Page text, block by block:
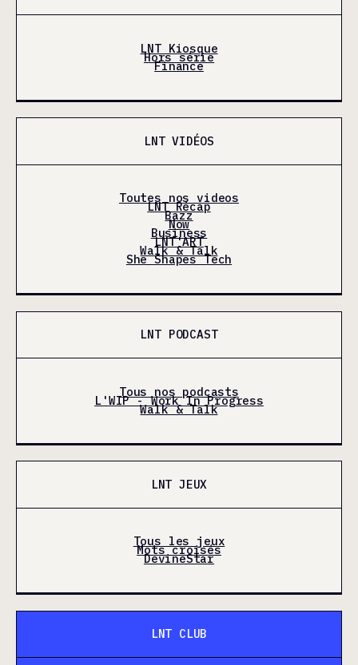
LNT Kiosque
Hors série
Finance
LNT VIDÉOS
Toutes nos videos
LNT Récap
Bazz
Now
Business
LNT'ART
Walk & Talk
She Shapes Tech
LNT PODCAST
Tous nos podcasts
L'WIP - Work In Progress
Walk & Talk
LNT JEUX
Tous les jeux
Mots croisés
DevineStar
LNT CLUB